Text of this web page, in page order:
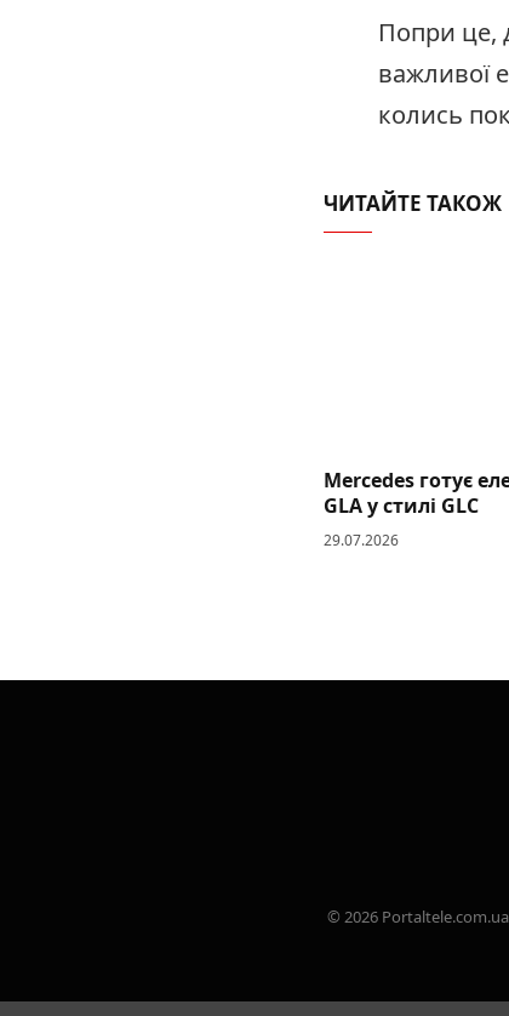
Попри це,
важливої
колись
ЧИТАЙТЕ ТАКОЖ
Mercedes готує
GLA у стилі GLC
29.07.2026
© 2026